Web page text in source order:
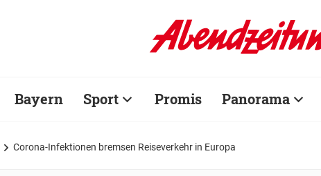
Bayern Sport Promis Panorama
Corona-Infektionen bremsen Reiseverkehr in Europa